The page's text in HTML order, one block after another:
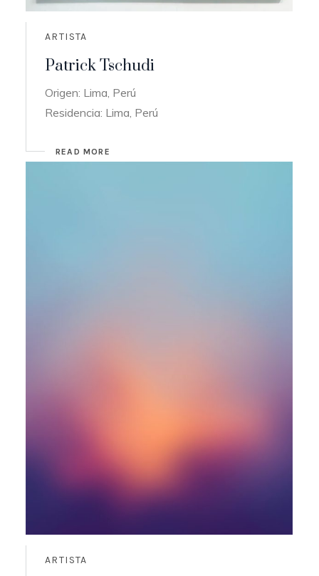
ARTISTA
Patrick Tschudi
Origen: Lima, Perú
Residencia: Lima, Perú
READ MORE
ARTISTA